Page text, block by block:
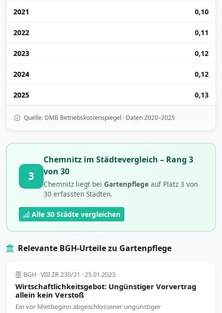
2021 0,10
2022 0,11
2023 0,12
2024 0,12
2025 0,13
Quelle: DMB Betriebskostenspiegel · Daten 2020–2025
3
Chemnitz im Städtevergleich – Rang 3
von 30
Chemnitz liegt bei Gartenpflegeauf Platz 3 von
30 erfassten Städten.
Alle 30 Städte vergleichen
Relevante BGH-Urteile zu Gartenpflege
BGH · VIII ZR 230/21 · 25.01.2023
Wirtschaftlichkeitsgebot: Ungünstiger Vorvertrag
allein kein Verstoß
Ein vor Mietbeginn abgeschlossener ungünstiger